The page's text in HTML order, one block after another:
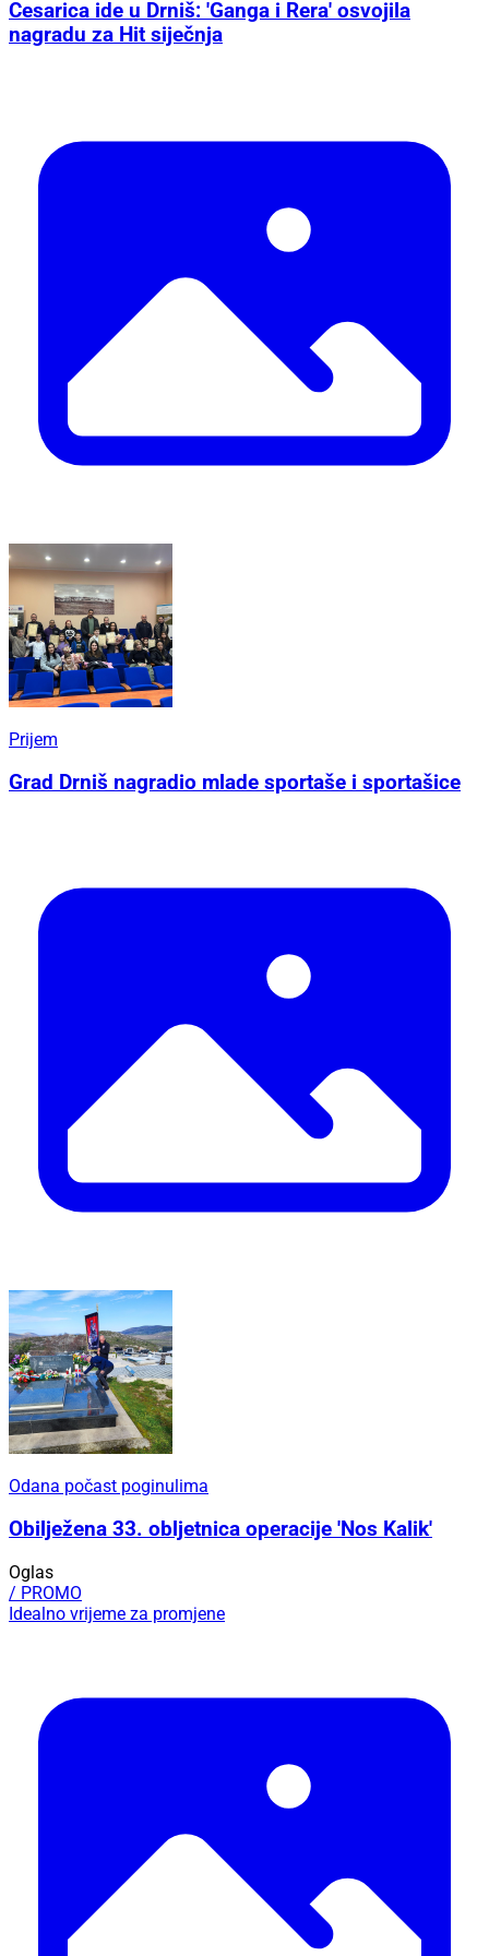
Cesarica ide u Drniš: 'Ganga i Rera' osvojila
nagradu za Hit siječnja
Prijem
Grad Drniš nagradio mlade sportaše i sportašice
Odana počast poginulima
Obilježena 33. obljetnica operacije 'Nos Kalik'
Oglas
/ PROMO
Idealno vrijeme za promjene